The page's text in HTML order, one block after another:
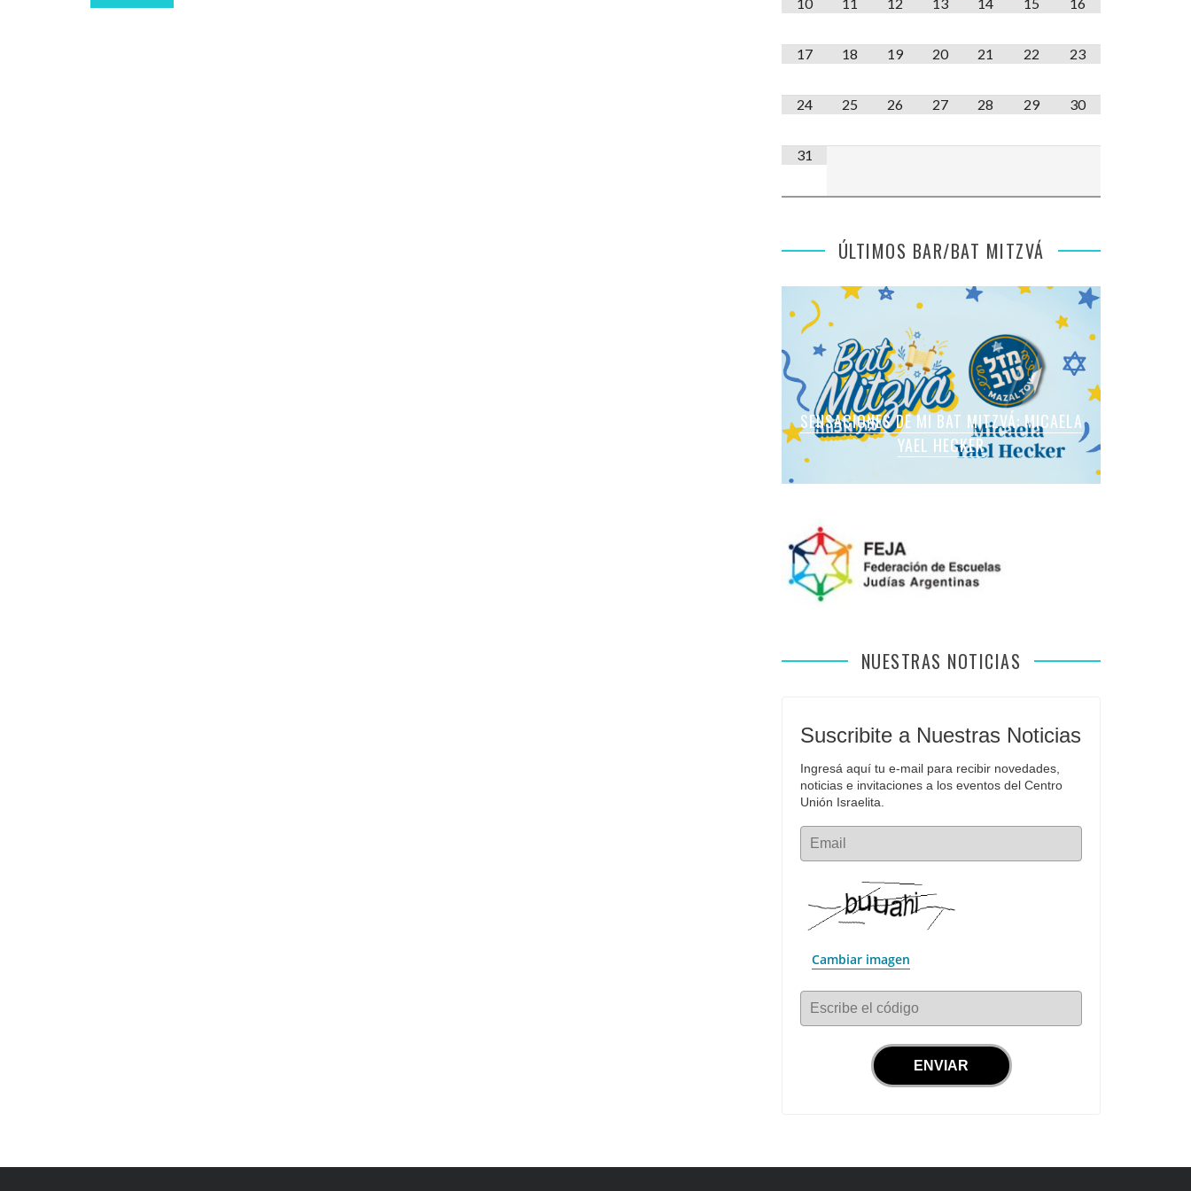
17 18 19 20 21 22 23
24 25 26 27 28 29 30
31
ÚLTIMOS BAR/BAT MITZVÁ
SENSACIONES DE MI BAT MITZVÁ: MICAELA
YAEL HECKER
SENSACIONES DE MI BAT MITZVÁ: MARTINA
SOL LEVY
SENSACIONES DE MI BAT MITZVÁ: MICAELA
ROMANO APFELBAUM
SENSACIONES DE MI BAT MITZVÁ: VIOLETA
LIEBMAN
SENSACIONES EN MI BAR MITZVÁ: VITALI
GUIDA
NUESTRAS NOTICIAS
Suscribite a Nuestras Noticias
Ingresá aquí tu e-mail para recibir novedades,
noticias e invitaciones a los eventos del Centro
Unión Israelita.
Email
Cambiar imagen
Escribe el código